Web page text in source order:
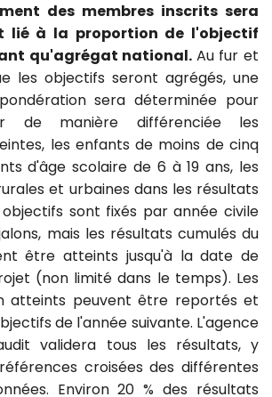
des membres inscrits sera
lié à la proportion de l'objectif
qu'agrégat national. Au fur et
les objectifs seront agrégés, une
sera déterminée pour
de manière différenciée les
les enfants de moins de cinq
d'âge scolaire de 6 à 19 ans, les
et urbaines dans les résultats
sont fixés par année civile
mais les résultats cumulés du
être atteints jusqu'à la date de
(non limité dans le temps). Les
atteints peuvent être reportés et
de l'année suivante. L'agence
validera tous les résultats, y
croisées des différentes
. Environ 20 % des résultats